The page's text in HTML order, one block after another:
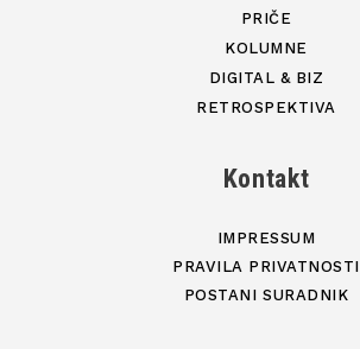
PRIČE
KOLUMNE
DIGITAL & BIZ
RETROSPEKTIVA
Kontakt
IMPRESSUM
PRAVILA PRIVATNOSTI
POSTANI SURADNIK